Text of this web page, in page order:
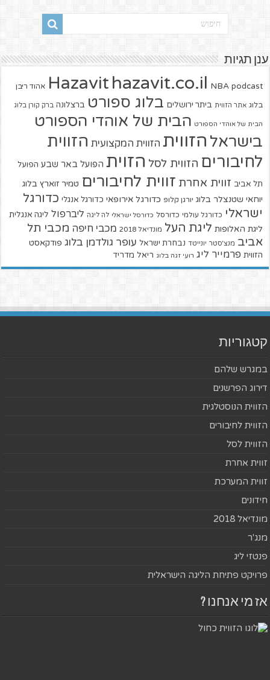
ענן תגיות
Hazavit hazavit.co.il NBA podcast אהוד ריבן
בלוג אתר הזווית ביתר ירושלים בלוג ספורט ברצלונה ברק קורן בלוג
הבית של אוהדי הספורט הבית של אוהדי הספורט
בישראל הזווית הזווית המקצועית הזווית
לחיבורים הזווית לסל הזוית הפועל באר שבע הפועל
תל אביב זווית אחרת זווית לחיבורים טמיר זוארץ בלוג
יוחאי שטנצלר בלוג יורגן קלופ כדורגל אירופאי כדורגל אנגלי כדורגל
ישראלי כדורגל עולמי כדורסל כדורסל ישראלי לה ליגה ליברפול ליגה אנגלית
ליגת האלופות ליגת העל מונדיאל 2018 מכבי חיפה מכבי תל
אביב מנצ'סטר יונייטד נבחרת ישראל עופר גולדמן בלוג פודקאסט
הזווית פרמייר ליג רועי זגה בלוג ריאל מדריד
קטגוריות
במגרש שלהם
דירוג הפרשנים
הזווית הנוסטלגית
הזווית לחיבורים
הזווית לסל
זווית אחרת
זווית המערכת
חידונים
מונדיאל 2018
מנג'ר
פנטזי ליג
פרויקט פתיחת הליגה הישראלית
אז מי אנחנו ?